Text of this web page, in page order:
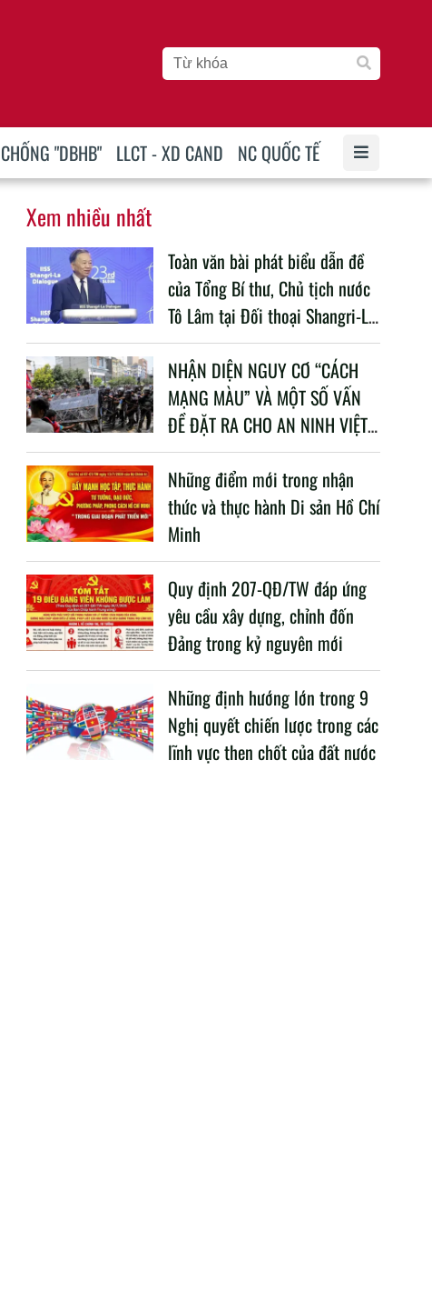
CHỐNG "DBHB" LLCT - XD CAND NC QUỐC TẾ
Xem nhiều nhất
Toàn văn bài phát biểu dẫn đề
của Tổng Bí thư, Chủ tịch nước
Tô Lâm tại Đối thoại Shangri-La
lần thứ 23
NHẬN DIỆN NGUY CƠ “CÁCH
MẠNG MÀU” VÀ MỘT SỐ VẤN
ĐỀ ĐẶT RA CHO AN NINH VIỆT
NAM TRONG BỐI CẢNH HIỆN
NAY
Những điểm mới trong nhận
thức và thực hành Di sản Hồ Chí
Minh
Quy định 207-QĐ/TW đáp ứng
yêu cầu xây dựng, chỉnh đốn
Đảng trong kỷ nguyên mới
Những định hướng lớn trong 9
Nghị quyết chiến lược trong các
lĩnh vực then chốt của đất nước